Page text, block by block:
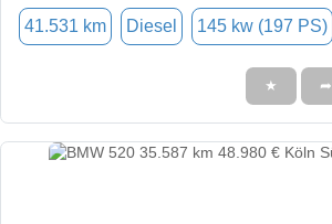
41.531 km Diesel 145 kw (197 PS)
★ ➦